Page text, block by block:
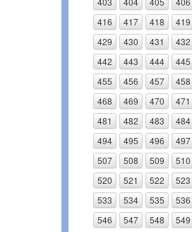
416
417 418 419
429
430 431 432
442
443 444 445
455
456 457 458
468
469 470 471
481
482 483 484
494
495 496 497
507
508 509 510
520
521 522 523
533
534 535 536
546
547 548 549